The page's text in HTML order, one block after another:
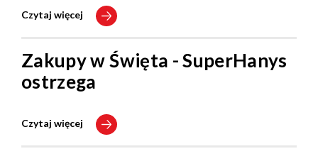
Czytaj więcej
Zakupy w Święta - SuperHanys
ostrzega
Czytaj więcej